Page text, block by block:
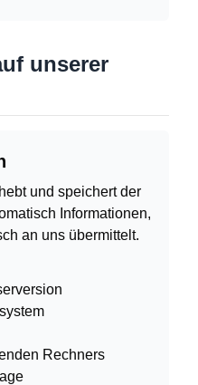
unserer
und speichert der
Informationen,
an uns übermittelt.
Rechners